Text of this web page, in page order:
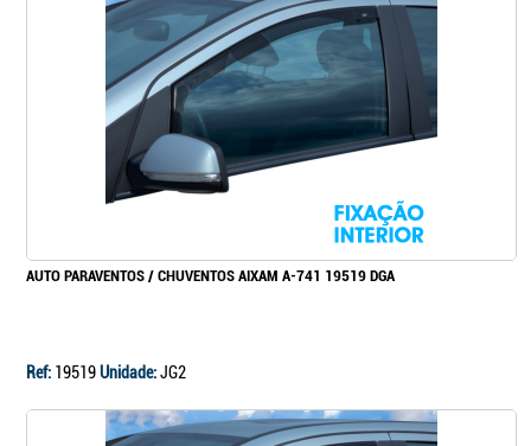
AUTO PARAVENTOS / CHUVENTOS AIXAM A-741 19519 DGA
Ref: 19519Unidade:JG2